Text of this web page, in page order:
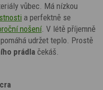
vůbec. Má nízkou
a perfektně se
nošení. V létě příjemně
udržet teplo. Prostě
prádla čekáš.